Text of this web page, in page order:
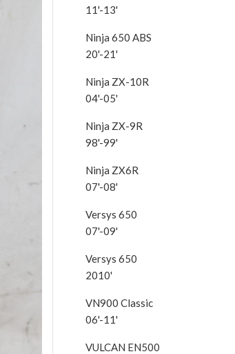
11'-13'
Ninja 650 ABS
20'-21'
Ninja ZX-10R
04'-05'
Ninja ZX-9R
98'-99'
Ninja ZX6R
07'-08'
Versys 650
07'-09'
Versys 650
2010'
VN900 Classic
06'-11'
VULCAN EN500